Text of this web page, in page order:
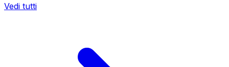
Vedi tutti